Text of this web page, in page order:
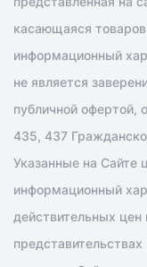
касающаяся
информационный
не является
публичной офертой,
435, 437
Указанные на Сайте
информационный
действительных